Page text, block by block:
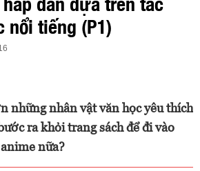
nổi tiếng (P1)
những nhân vật văn học yêu thích
ra khỏi trang sách để đi vào
nữa?